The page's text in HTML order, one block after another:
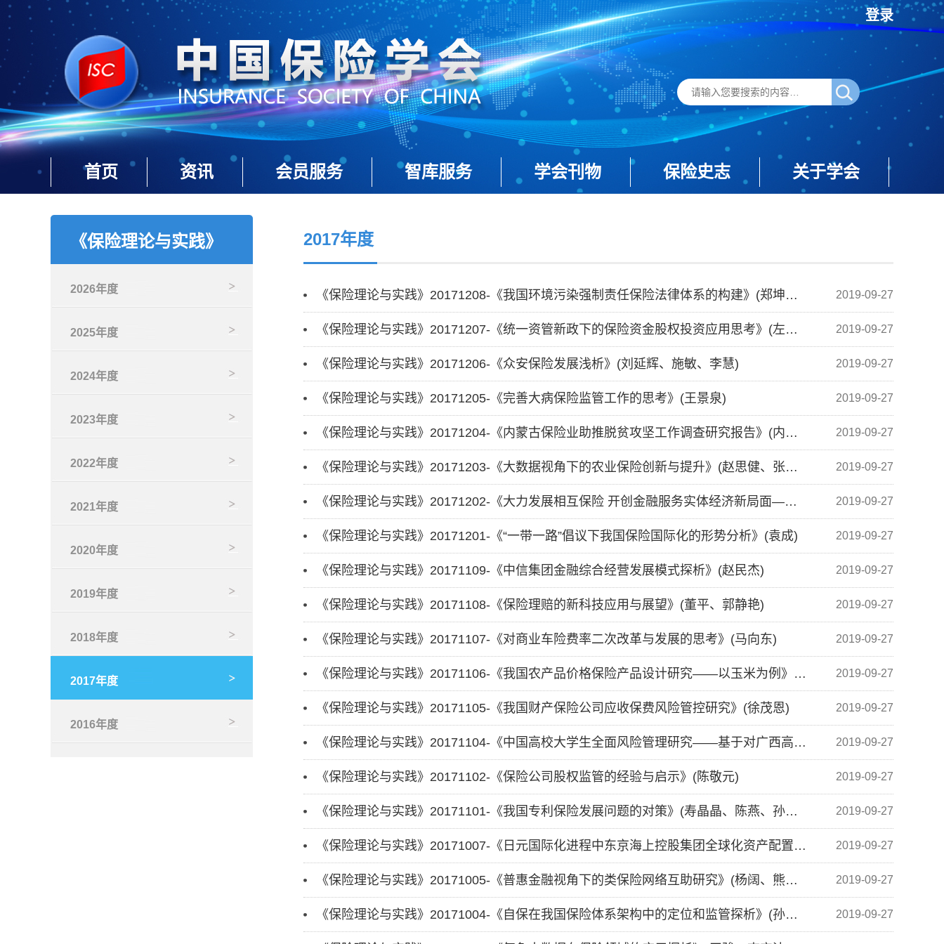
登录
首页 资讯 会员服务 智库服务 学会刊物 保险史志 关于学会
《保险理论与实践》
2026年度
2025年度
2024年度
2023年度
2022年度
2021年度
2020年度
2019年度
2018年度
2017年度
2016年度
2017年度
《保险理论与实践》20171208-《我国环境污染强制责任保险法律体系的构建》(郑坤、高炳巡) 2019-09-27
《保险理论与实践》20171207-《统一资管新政下的保险资金股权投资应用思考》(左进、刘聪) 2019-09-27
《保险理论与实践》20171206-《众安保险发展浅析》(刘延辉、施敏、李慧) 2019-09-27
《保险理论与实践》20171205-《完善大病保险监管工作的思考》(王景泉) 2019-09-27
《保险理论与实践》20171204-《内蒙古保险业助推脱贫攻坚工作调查研究报告》(内蒙古保险学会) 2019-09-27
《保险理论与实践》20171203-《大数据视角下的农业保险创新与提升》(赵思健、张峭、陈敬敏) 2019-09-27
《保险理论与实践》20171202-《大力发展相互保险 开创金融服务实体经济新局面——全面贯彻十九大保险改革精神》(赵立平、顾长河) 2019-09-27
《保险理论与实践》20171201-《“一带一路”倡议下我国保险国际化的形势分析》(袁成) 2019-09-27
《保险理论与实践》20171109-《中信集团金融综合经营发展模式探析》(赵民杰) 2019-09-27
《保险理论与实践》20171108-《保险理赔的新科技应用与展望》(董平、郭静艳) 2019-09-27
《保险理论与实践》20171107-《对商业车险费率二次改革与发展的思考》(马向东) 2019-09-27
《保险理论与实践》20171106-《我国农产品价格保险产品设计研究——以玉米为例》(范庆泉、王成刚) 2019-09-27
《保险理论与实践》20171105-《我国财产保险公司应收保费风险管控研究》(徐茂恩) 2019-09-27
《保险理论与实践》20171104-《中国高校大学生全面风险管理研究——基于对广西高校学生的调研》(唐金成、林媚远、周苏靖) 2019-09-27
《保险理论与实践》20171102-《保险公司股权监管的经验与启示》(陈敬元) 2019-09-27
《保险理论与实践》20171101-《我国专利保险发展问题的对策》(寿晶晶、陈燕、孙全亮) 2019-09-27
《保险理论与实践》20171007-《日元国际化进程中东京海上控股集团全球化资产配置案例研究》(任杰) 2019-09-27
《保险理论与实践》20171005-《普惠金融视角下的类保险网络互助研究》(杨阔、熊海帆) 2019-09-27
《保险理论与实践》20171004-《自保在我国保险体系架构中的定位和监管探析》(孙天印) 2019-09-27